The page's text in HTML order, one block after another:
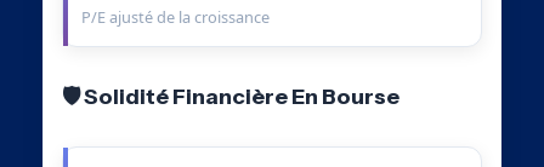
P/E ajusté de la croissance
🛡️ Solidité Financière En Bourse